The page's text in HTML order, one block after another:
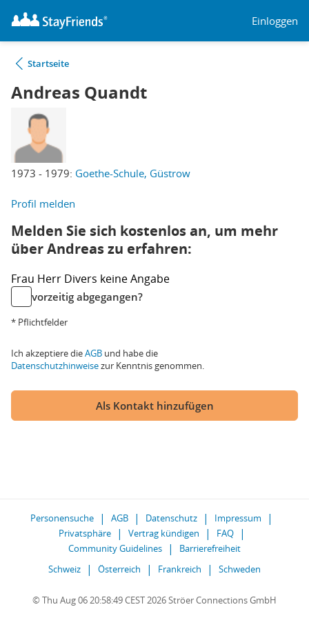
Einloggen
Startseite
Andreas Quandt
1973 - 1979: Goethe-Schule, Güstrow
Profil melden
Melden Sie sich kostenlos an, um mehr
über Andreas zu erfahren:
Frau Herr Divers keine Angabe
vorzeitig abgegangen?
* Pflichtfelder
Ich akzeptiere dieAGB und habe die
Datenschutzhinweisezur Kenntnis genommen.
Als Kontakt hinzufügen
Personensuche AGB Datenschutz
Impressum
Privatsphäre
Vertrag kündigen
FAQ
Community Guidelines
Barrierefreiheit
Schweiz
Österreich Frankreich Schweden
© Thu Aug 06 20:58:49 CEST 2026 Ströer Connections GmbH